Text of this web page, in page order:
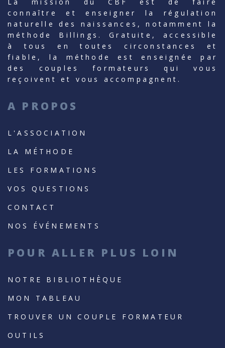
connaître et enseigner la régulation
naturelle des naissances, notamment la
méthode Billings. Gratuite, accessible
à tous en toutes circonstances et
fiable, la méthode est enseignée par
des couples formateurs qui vous
reçoivent et vous accompagnent.
A PROPOS
L'ASSOCIATION
LA MÉTHODE
LES FORMATIONS
VOS QUESTIONS
CONTACT
NOS ÉVÉNEMENTS
POUR ALLER PLUS LOIN
NOTRE BIBLIOTHÈQUE
MON TABLEAU
TROUVER UN COUPLE FORMATEUR
OUTILS